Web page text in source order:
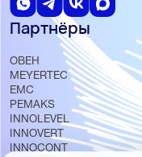
Партнёры
ОВЕН
MEYERTEC
EMC
PEMAKS
INNOLEVEL
INNOVERT
INNOCONT